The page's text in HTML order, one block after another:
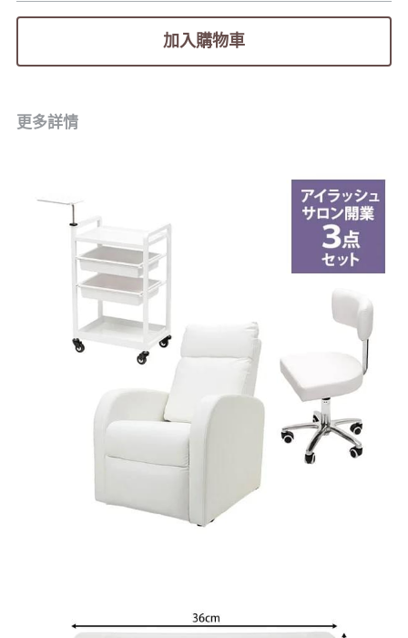
加入購物車
更多詳情